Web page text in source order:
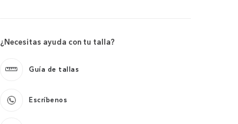
¿Necesitas ayuda con tu talla?
Guía de tallas
Escríbenos